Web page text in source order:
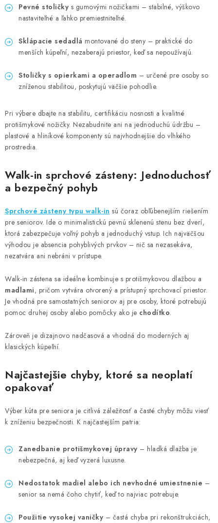
Pevné stoličky s gumovými nožičkami – stabilné, výškovo
nastaviteľné a ľahko premiestniteľné.
Sklápacie sedadlá montované do steny – praktické do
menších kúpeľní, nezaberajú priestor, keď sa nepoužívajú.
Stoličky s opierkami a operadlom – určené pre osoby so
zníženou stabilitou, poskytujú väčšie pohodlie.
Pri výbere dbajte na stabilitu, certifikáciu nosnosti a kvalitné
protišmykové nožičky. Nezabudnite ani na jednoduchú údržbu –
plastové a hliníkové komponenty sú najvhodnejšie do vlhkého
prostredia.
Walk-in sprchové zásteny: Jednoduchosť
a bezpečný pohyb
Sprchové zásteny typu walk-in sú čoraz obľúbenejším riešením
pre seniorov. Ide o minimalistickú pevnú sklenenú stenu bez dverí,
ktorá zabezpečuje voľný pohyb a jednoduchý vstup. Ich najväčšou
výhodou je absencia pohyblivých prvkov – nič sa nezasekáva,
nezatvára ani nebráni v prístupe.
Walk-in zástena sa ideálne kombinuje s protišmykovou dlažbou a
madlami, pričom vytvára otvorený a prístupný sprchovací priestor.
Je vhodná pre samostatných seniorov aj pre osoby, ktoré potrebujú
pomoc druhej osoby alebo pomôcky ako je chodítko.
Zároveň je dizajnovo nadčasová a vhodná do moderných aj
klasických kúpeľní.
Najčastejšie chyby, ktoré sa neoplatí
opakovať
Výber kúta pre seniora je citlivá záležitosť a časté chyby môžu viesť
k zníženiu bezpečnosti. K najčastejším patria:
Zanedbanie protišmykovej úpravy – hladká dlažba je
nebezpečná, aj keď vyzerá luxusne.
Nedostatok madiel alebo ich nevhodné umiestnenie –
senior sa nemá čoho chytiť, keď to najviac potrebuje.
Použitie vysokej vaničky – častá chyba pri rekonštrukciách,